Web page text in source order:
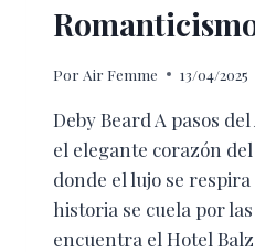
Por Air Femme 13/04/2025
Deby Beard A pasos
el elegante corazón
donde el lujo se
historia se cuela por
encuentra el Hotel